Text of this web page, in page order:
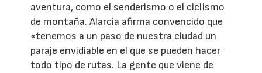
aventura, como el senderismo o el ciclismo
de montaña. Alarcia afirma convencido que
«tenemos a un paso de nuestra ciudad un
paraje envidiable en el que se pueden hacer
todo tipo de rutas. La gente que viene de